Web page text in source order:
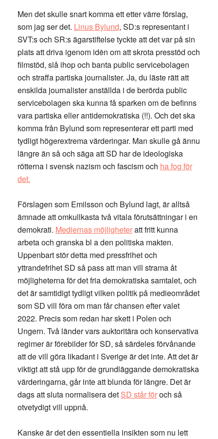
Men det skulle snart komma ett etter värre förslag,
som jag ser det. Linus Bylund, SD:s representant i
SVT:s och SR:s ägarstiftelse tyckte att det var på sin
plats att driva igenom idėn om att skrota presstöd och
filmstöd, slå ihop och banta public servicebolagen
och straffa partiska journalister. Ja, du läste rätt att
enskilda journalister anställda i de berörda public
servicebolagen ska kunna få sparken om de befinns
vara partiska eller antidemokratiska (!!). Och det ska
komma från Bylund som representerar ett parti med
tydligt högerextrema värderingar. Man skulle gå ännu
längre än så och säga att SD har de ideologiska
rötterna i svensk nazism och fascism och ha fog för
det.
Förslagen som Emilsson och Bylund lagt, är alltså
ämnade att omkullkasta två vitala förutsättningar i en
demokrati. Mediernas möjligheteratt fritt kunna
arbeta och granska bl a den politiska makten.
Uppenbart stör detta med pressfrihet och
yttrandefrihet SD så pass att man vill strama åt
möjligheterna för det fria demokratiska samtalet, och
det är samtidigt tydligt vilken politik på medieområdet
som SD vill föra om man får chansen efter valet
2022. Precis som redan har skett i Polen och
Ungern. Två länder vars auktoritära och konservativa
regimer är förebilder för SD, så särdeles förvånande
att de vill göra likadant i Sverige är det inte. Att det är
viktigt att stå upp för de grundläggande demokratiska
värderingarna, går inte att blunda för längre. Det är
dags att sluta normalisera det SD står föroch så
otvetydigt vill uppnå.
Kanske är det den essentiella insikten som nu lett